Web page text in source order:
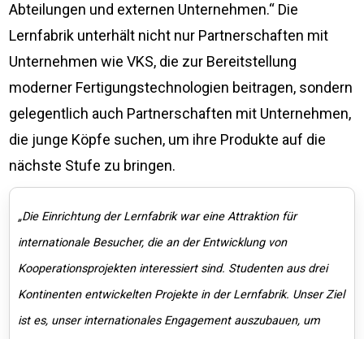
Abteilungen und externen Unternehmen.“ Die
Lernfabrik unterhält nicht nur Partnerschaften mit
Unternehmen wie VKS, die zur Bereitstellung
moderner Fertigungstechnologien beitragen, sondern
gelegentlich auch Partnerschaften mit Unternehmen,
die junge Köpfe suchen, um ihre Produkte auf die
nächste Stufe zu bringen.
„Die Einrichtung der Lernfabrik war eine Attraktion für
internationale Besucher, die an der Entwicklung von
Kooperationsprojekten interessiert sind. Studenten aus drei
Kontinenten entwickelten Projekte in der Lernfabrik. Unser Ziel
ist es, unser internationales Engagement auszubauen, um